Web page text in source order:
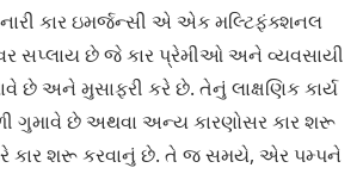
કાર ઇમર્જન્સી એ એક મલ્ટિફંક્શનલ
સપ્લાય છે જે કાર પ્રેમીઓ અને વ્યવસાયી
છે અને મુસાફરી કરે છે. તેનું લાક્ષણિક કાર્ય
ગુમાવે છે અથવા અન્ય કારણોસર કાર શરૂ
કાર શરૂ કરવાનું છે. તે જ સમયે, એર પમ્પને